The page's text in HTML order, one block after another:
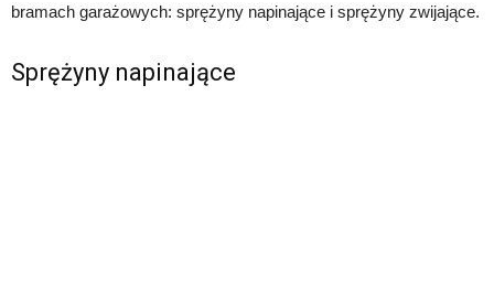
bramach garażowych: sprężyny napinające i sprężyny zwijające.
Sprężyny napinające